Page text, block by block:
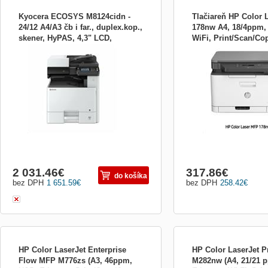
Kyocera ECOSYS M8124cidn -
24/12 A4/A3 čb i far., duplex.kop.,
skener, HyPAS, 4,3" LCD,
barevná tiskárna formátu A4/A3 nabízí
rychlost tisku až 24 stran za minutu ve
formátu A4, až 12 stran za minutu ve
formátu A3 a rozlišení tisku 1200 dpi .
Samozřejmostí je automatický duplexní
tisk . K dispozici je...
1 651.59€
bez DPH
2 031.46€ do košíka
Tlačiareň HP Color
178nw A4, 18/
WiFi, Print/Scan/
4ZB96A#B19
základní ceny. * Tisk,
skenování *Nejmenší
světě ve své třídě *Sytá
barvy díky toneru HP
str./min (černobíle/
258.42€
bez DPH
317.86€
HP Color LaserJet Enterprise
Flow MFP M776zs (A3, 46ppm,
HP Color LaserJet
M282nw (A4, 21/21